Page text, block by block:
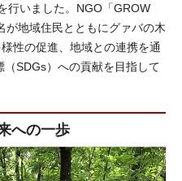
行いました。NGO「GROW
が地域住民とともにグァバの木
性の促進、地域との連携を通
SDGs）への貢献を目指して
への一歩